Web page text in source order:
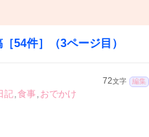
［54件］ （3ページ目）
72文字 編集
記,食事 , おでかけ